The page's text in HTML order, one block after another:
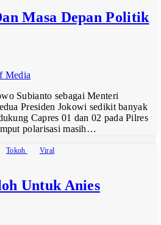
Masa Depan Politik
Media
Subianto sebagai Menteri
Presiden Jokowi sedikit banyak
Capres 01 dan 02 pada Pilres
polarisasi masih…
Tokoh Viral
Untuk Anies